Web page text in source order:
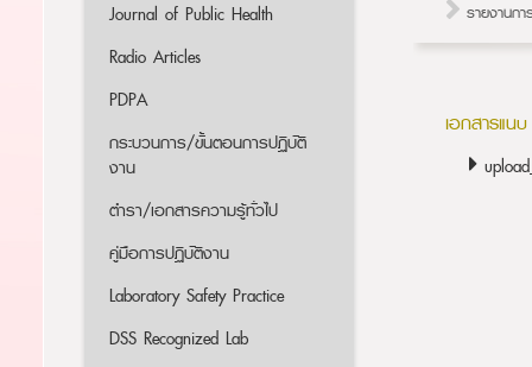
Journal of Public Health
Radio Articles
PDPA
กระบวนการ/ขั้นตอนการปฏิบัติ
งาน
ตำรา/เอกสารความรู้ทั่วไป
คู่มือการปฏิบัติงาน
Laboratory Safety Practice
DSS Recognized Lab
รายงานก
เอกสารแนบ